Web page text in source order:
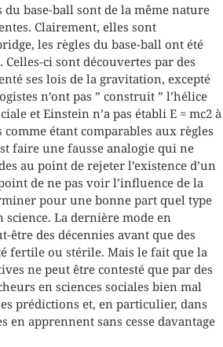
base-ball sont de la même nature
Clairement, elles sont
les règles du base-ball ont été
Celles-ci sont découvertes par des
ses lois de la gravitation, excepté
n’ont pas ” construit ” l’hélice
et Einstein n’a pas établi E = mc2 à
étant comparables aux règles
faire une fausse analogie qui ne
au point de rejeter l’existence d’un
de ne pas voir l’influence de la
pour une bonne part quel type
La dernière mode en
être des décennies avant que des
fertile ou stérile. Mais le fait que la
ne peut être contesté que par des
en sciences sociales bien mal
prédictions et, en particulier, dans
apprennent sans cesse davantage